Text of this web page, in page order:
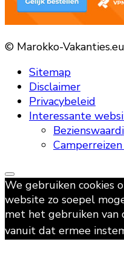
© Marokko-Vakanties.eu
Sitemap
Disclaimer
Privacybeleid
Interessante
We gebruiken cookies
website zo soepel
met het gebruiken van
vanuit dat ermee